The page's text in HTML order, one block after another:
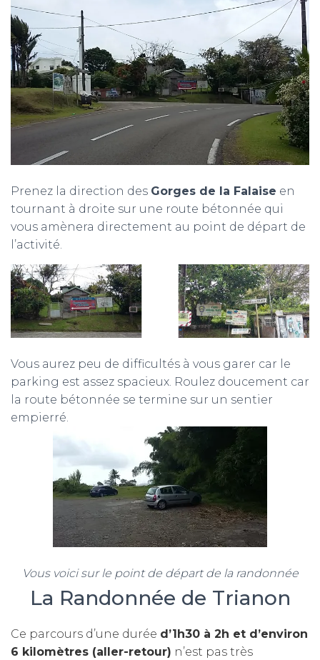
Prenez la direction des Gorges de la Falaise en
tournant à droite sur une route bétonnée qui
vous amènera directement au point de départ de
l’activité.
Vous aurez peu de difficultés à vous garer car le
parking est assez spacieux. Roulez doucement car
la route bétonnée se termine sur un sentier
empierré.
Vous voici sur le point de départ de la randonnée
La Randonnée de Trianon
Ce parcours d’une durée d’1h30 à 2h et d’environ
6 kilomètres (aller-retour) n’est pas très